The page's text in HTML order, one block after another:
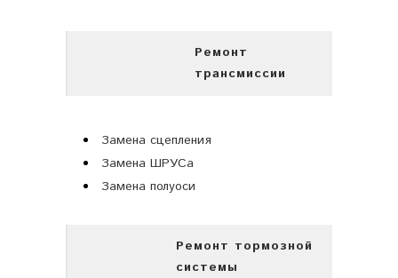
Ремонт
трансмиссии
Замена сцепления
Замена ШРУСа
Замена полуоси
Ремонт тормозной
системы